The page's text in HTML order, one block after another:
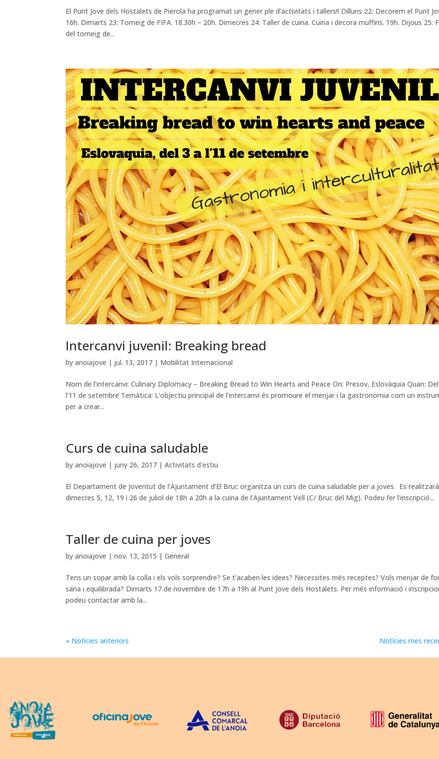
El Punt Jove dels Hostalets de Pierola ha programat un gener ple d’activitats i tallers!! Dilluns 22: Decorem el Punt
16h. Dimarts 23: Torneig de FIFA. 18.30h – 20h. Dimecres 24: Taller de cuina. Cuina i decora muffins. 19h. Dijous 25:
del torneig de...
Intercanvi juvenil: Breaking bread
byanoiajove | jul. 13, 2017 | Mobilitat Internacional
Nom de l’intercanvi: Culinary Diplomacy – Breaking Bread to Win Hearts and Peace On: Presov, Eslovàquia Quan:
l’11 de setembre Temàtica: L’objectiu principal de l’intercanvi és promoure el menjar i la gastronomia com un
per a crear...
Curs de cuina saludable
byanoiajove | juny 26, 2017 |Activitats d'estiu
El Departament de Joventut de l’Ajuntament d’El Bruc organitza un curs de cuina saludable per a joves. Es
dimecres 5, 12, 19 i 26 de juliol de 18h a 20h a la cuina de l’Ajuntament Vell (C/ Bruc del Mig). Podeu fer l’inscripció...
Taller de cuina per joves
byanoiajove |nov. 13, 2015 |General
Tens un sopar amb la colla i els vols sorprendre? Se t’acaben les idees? Necessites més receptes? Vols menjar de
sana i equilibrada? Dimarts 17 de novembre de 17h a 19h al Punt Jove dels Hostalets. Per més informació i
podeu contactar amb la...
« Notícies anteriors Notícies mes